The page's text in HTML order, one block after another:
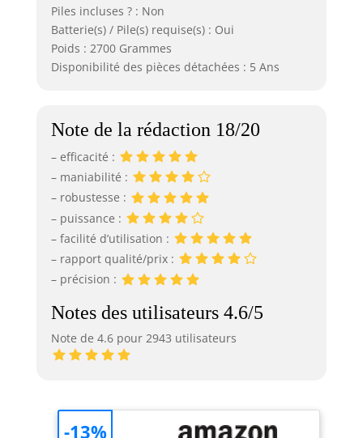
Piles incluses ? : Non
Batterie(s) / Pile(s) requise(s) : Oui
Poids : 2700 Grammes
Disponibilité des pièces détachées : 5 Ans
Note de la rédaction 18/20
– efficacité :
– maniabilité :
– robustesse :
– puissance :
– facilité d’utilisation :
– rapport qualité/prix :
– précision :
Notes des utilisateurs 4.6/5
Note de 4.6 pour 2943 utilisateurs
-13%